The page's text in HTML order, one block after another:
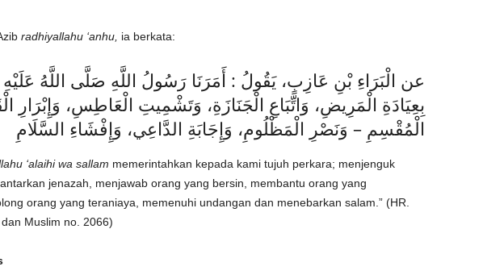
radhiyallahu ‘anhu, ia berkata:
عن الْبَرَاءِ بْنِ عَازِبٍ، يَقُولُ : أَمَرَنَا رَسُولُ اللَّهِ صَلَّى اللَّهُ
بِعِيَادَةِ الْمَرِيضِ، وَاتِّبَاعِ الْجَنَازَةِ، وَتَشْمِيتِ الْعَاطِسِ، وَإِبْرَارِ
الْمُقْسِمِ – وَنَصْرِ الْمَظْلُومِ، وَإِجَابَةِ الدَّاعِي، وَإِفْشَاءِ السَّلَامِ
‘alaihi wa sallam memerintahkan kepada kami tujuh perkara; menjenguk
jenazah, menjawab orang yang bersin, membantu orang yang
orang yang teraniaya, memenuhi undangan dan menebarkan salam.” (HR.
Muslim no. 2066)